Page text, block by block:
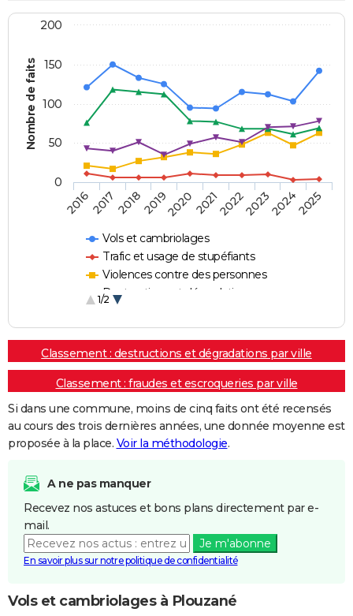
Nombre de faits
Vols et cambriolages
Trafic et usage de stupéfiants
Violences contre des personnes
Destructions et dégradations
1/2
2016201720182019202020212022202320242025
0
50
100
150
200
Classement : destructions et dégradations par ville
Classement : fraudes et escroqueries par ville
Si dans une commune, moins de cinq faits ont été recensés
au cours des trois dernières années, une donnée moyenne est
proposée à la place. Voir la méthodologie.
A ne pas manquer
Recevez nos astuces et bons plans directement par e-
mail.
Je m'abonne
En savoir plus sur notre politique de confidentialité
Vols et cambriolages à Plouzané